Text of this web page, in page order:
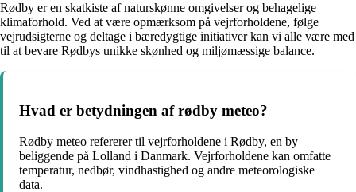
Rødby er en skatkiste af naturskønne omgivelser og behagelige
klimaforhold. Ved at være opmærksom på vejrforholdene, følge
vejrudsigterne og deltage i bæredygtige initiativer kan vi alle være med
til at bevare Rødbys unikke skønhed og miljømæssige balance.
Hvad er betydningen af ​​rødby meteo?
Rødby meteo refererer til vejrforholdene i Rødby, en by
beliggende på Lolland i Danmark. Vejrforholdene kan omfatte
temperatur, nedbør, vindhastighed og andre meteorologiske
data.